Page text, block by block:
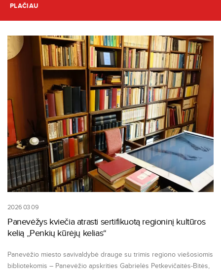
PLAČIAU
2026 03 09
Panevėžys kviečia atrasti sertifikuotą regioninį kultūros
kelią „Penkių kūrėjų kelias“
Panevėžio miesto savivaldybė drauge su trimis regiono viešosiomis
bibliotekomis – Panevėžio apskrities Gabrielės Petkevičaitės-Bitės,